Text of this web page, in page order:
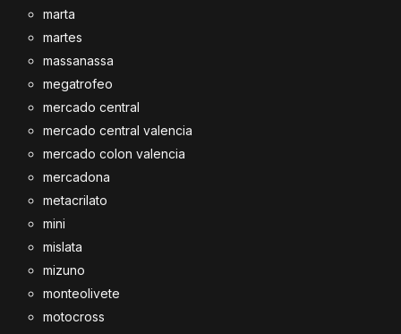
marta
martes
massanassa
megatrofeo
mercado central
mercado central valencia
mercado colon valencia
mercadona
metacrilato
mini
mislata
mizuno
monteolivete
motocross